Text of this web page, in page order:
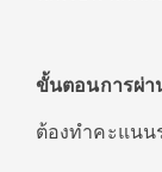
ขั้นตอนการผ่า
ต้องทำคะแนน